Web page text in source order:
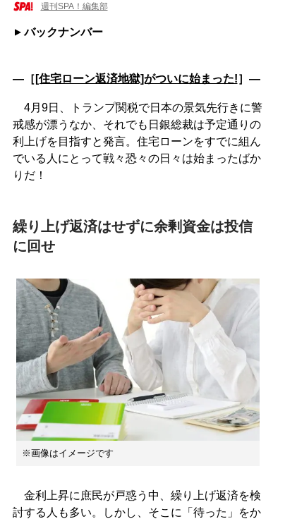
週刊SPA！編集部
バックナンバー
―［ [住宅ローン返済地獄]がついに始まった!］―
4月9日、トランプ関税で日本の景気先行きに警
戒感が漂うなか、それでも日銀総裁は予定通りの
利上げを目指すと発言。住宅ローンをすでに組ん
でいる人にとって戦々恐々の日々は始まったばか
りだ！
繰り上げ返済はせずに余剰資金は投信
に回せ
※画像はイメージです
金利上昇に庶民が戸惑う中、繰り上げ返済を検
討する人も多い。しかし、そこに「待った」をか